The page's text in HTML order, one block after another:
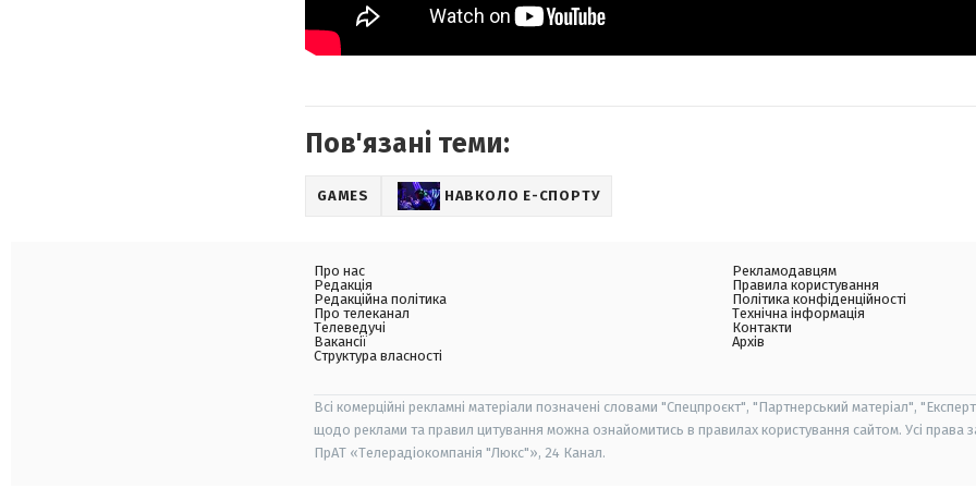
Пов'язані теми:
GAMES НАВКОЛО Е-СПОРТУ
Про нас
Редакція
Редакційна політика
Про телеканал
Телеведучі
Вакансії
Структура власності
Рекламодавцям
Правила користування
Політика конфіденційності
Технічна інформація
Контакти
Архів
Всі комерційні рекламні матеріали позначені словами "Спецпроєкт", "Партнерський матеріал",
щодо реклами та правил цитування можна ознайомитись в правилах користування сайтом. Усі права
ПрАТ «Телерадіокомпанія "Люкс"», 24 Канал.